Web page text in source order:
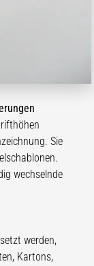
Sie
wechselnde
werden,
Kartons,